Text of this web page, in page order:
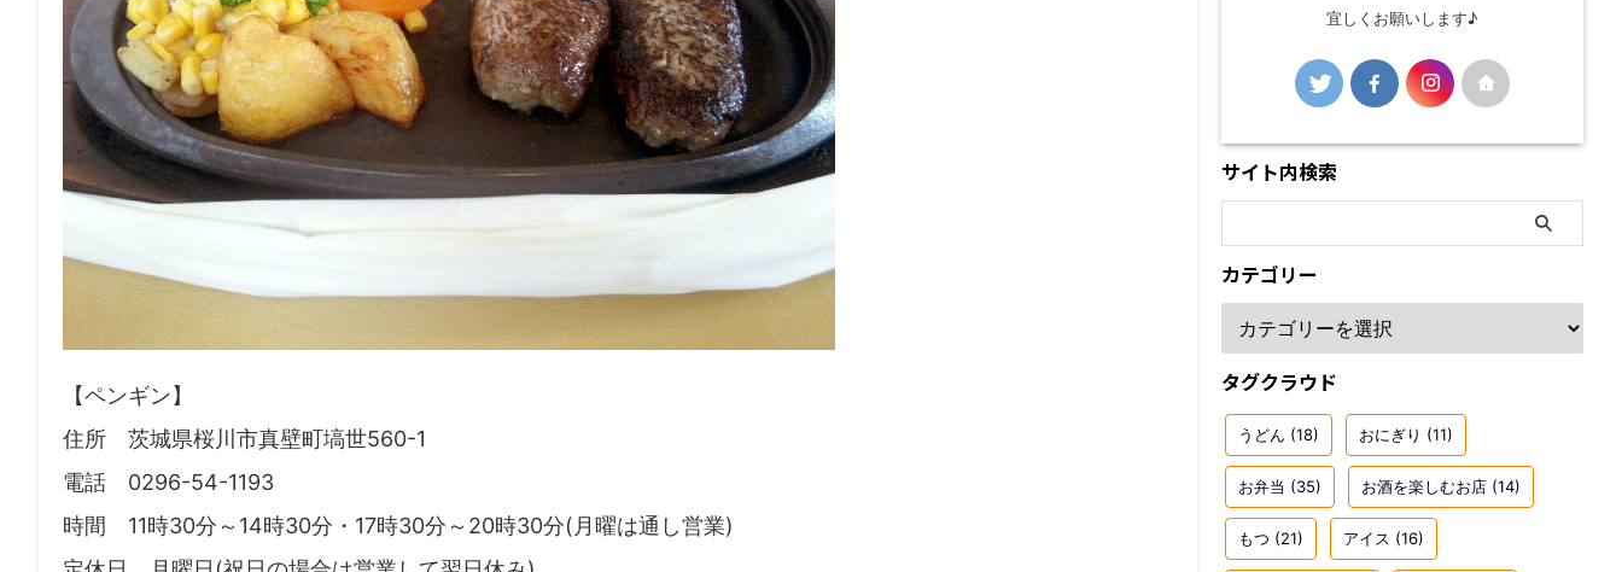
【ペンギン】
住所 茨城県桜川市真壁町塙世560-1
電話 0296-54-1193
時間 11時30分～14時30分・17時30分～20時30分(月曜は通し営業)
宜しくお願いします♪
サイト内検索
カテゴリー
タグクラウド
うどん (18) おにぎり (11)
お弁当 (35) お酒を楽しむお店 (14)
もつ (21) アイス (16)